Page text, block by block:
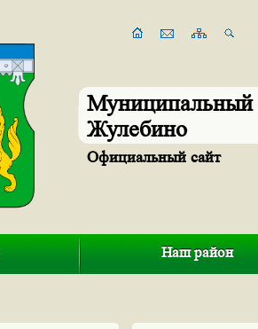
Муниципальный
Жулебино
Официальный сайт
Наш район